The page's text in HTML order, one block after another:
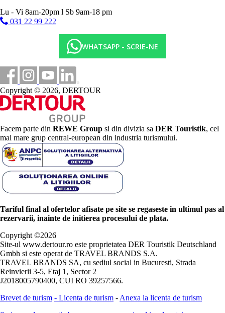
Lu - Vi 8am-20pm l Sb 9am-18 pm
031 22 99 222
WHATSAPP - SCRIE-NE
Copyright © 2026, DERTOUR
Facem parte din REWE Group si din divizia sa DER Touristik, cel
mai mare grup central-european din industria turismului.
Tariful final al ofertelor afisate pe site se regaseste in ultimul pas al
rezervarii, inainte de initierea procesului de plata.
Copyright ©2026
Site-ul www.dertour.ro este proprietatea DER Touristik Deutschland
Gmbh si este operat de TRAVEL BRANDS S.A.
TRAVEL BRANDS SA, cu sediul social in Bucuresti, Strada
Reinvierii 3-5, Etaj 1, Sector 2
J2018005790400, CUI RO 39257566.
Brevet de turism - Licenta de turism - Anexa la licenta de turism